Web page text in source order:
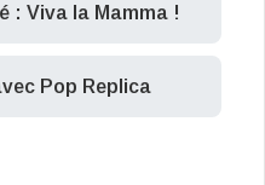
: Viva la Mamma !
Pop Replica